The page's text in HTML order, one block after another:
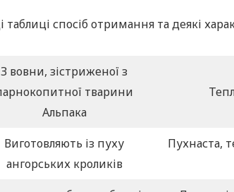
таблиці спосіб отримання та деякі
З вовни, зістриженої з
тварини
Альпака
Виготовляють із пуху
ангорських кроликів
Пухнаста,